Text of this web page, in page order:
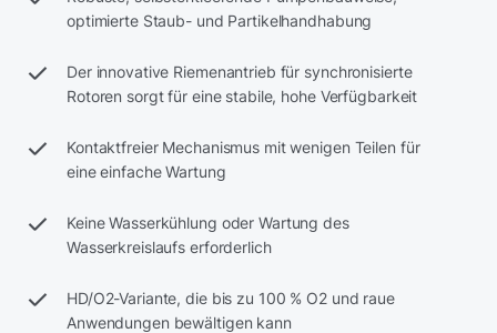
optimierte Staub- und Partikelhandhabung
Der innovative Riemenantrieb für synchronisierte
Rotoren sorgt für eine stabile, hohe Verfügbarkeit
Kontaktfreier Mechanismus mit wenigen Teilen für
eine einfache Wartung
Keine Wasserkühlung oder Wartung des
Wasserkreislaufs erforderlich
HD/O2-Variante, die bis zu 100 % O2 und raue
Anwendungen bewältigen kann